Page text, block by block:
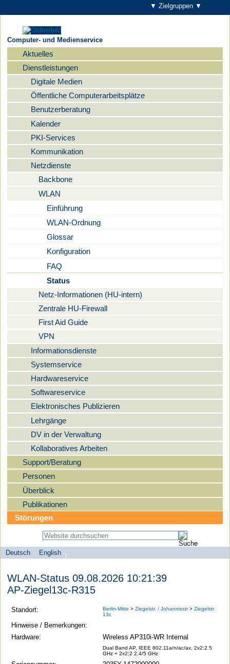
▼ Zielgruppen ▼
Computer- und Medienservice
Navigation
Aktuelles
Dienstleistungen
Digitale Medien
Öffentliche Computerarbeitsplätze
Benutzerberatung
Kalender
PKI-Services
Kommunikation
Netzdienste
Backbone
WLAN
Einführung
WLAN-Ordnung
Glossar
Konfiguration
FAQ
Status
Netz-Informationen (HU-intern)
Zentrale HU-Firewall
First Aid Guide
VPN
Informationsdienste
Systemservice
Hardwareservice
Softwareservice
Elektronisches Publizieren
Lehrgänge
DV in der Verwaltung
Kollaboratives Arbeiten
Support/Beratung
Personen
Überblick
Publikationen
Störungen
Sprachauswahl
Deutsch
English
search-menu
Universität
zu
Berlin
Computer-
WLAN-Status 09.08.2026 10:21:39
AP-Ziegel13c-R315
Standort: Berlin-Mitte >Ziegelstr. / Johannisstr>Ziegelstr.
13c
Hinweise / Bemerkungen:
Hardware:
Wireless AP310i-WR Internal
Dual Band AP, IEEE 802.11a/n/ac/ax, 2x2:2 5
GHz + 2x2:2 2.4/5 GHz